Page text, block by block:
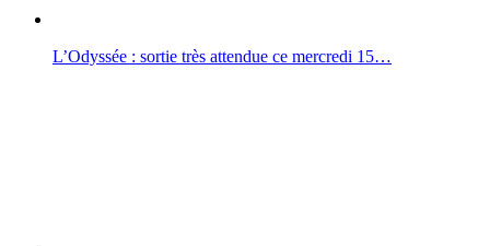
L’Odyssée : sortie très attendue ce mercredi 15…